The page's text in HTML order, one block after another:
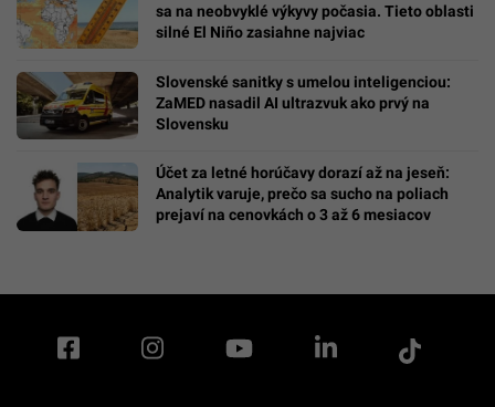
sa na neobvyklé výkyvy počasia. Tieto oblasti
silné El Niño zasiahne najviac
Slovenské sanitky s umelou inteligenciou:
ZaMED nasadil AI ultrazvuk ako prvý na
Slovensku
Účet za letné horúčavy dorazí až na jeseň:
Analytik varuje, prečo sa sucho na poliach
prejaví na cenovkách o 3 až 6 mesiacov